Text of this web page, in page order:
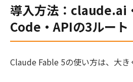
導入方法：claude.ai
Code・APIの3ルート
Claude Fable 5の使い方は、大き